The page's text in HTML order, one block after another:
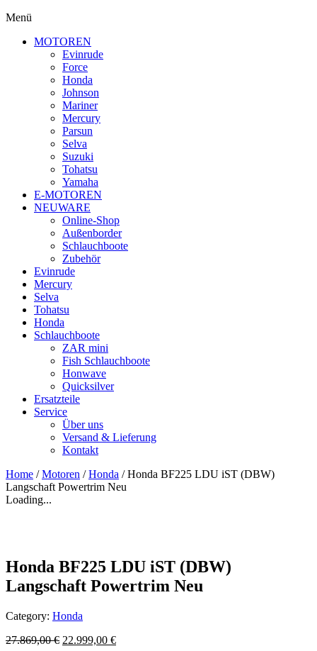
Menü
MOTOREN
Evinrude
Force
Honda
Johnson
Mariner
Mercury
Parsun
Selva
Suzuki
Tohatsu
Yamaha
E-MOTOREN
NEUWARE
Online-Shop
Außenborder
Schlauchboote
Zubehör
Evinrude
Mercury
Selva
Tohatsu
Honda
Schlauchboote
ZAR mini
Fish Schlauchboote
Honwave
Quicksilver
Ersatzteile
Service
Über uns
Versand & Lieferung
Kontakt
Home /Motoren /Honda / Honda BF225 LDU iST (DBW)
Langschaft Powertrim Neu
Loading...
Honda BF225 LDU iST (DBW)
Langschaft Powertrim Neu
Category: Honda
27.869,00€ 22.999,00 €